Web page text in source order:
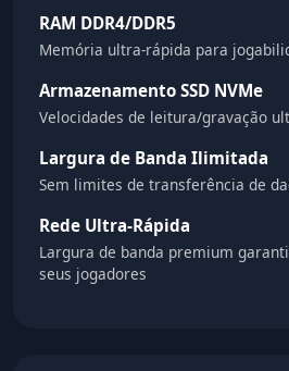
RAM DDR4/DDR5
Memória ultra-rápida para
Armazenamento SSD NVMe
Velocidades de leitura/gravação
Largura de Banda Ilimitada
Sem limites de transferência de
Rede Ultra-Rápida
Largura de banda premium
seus jogadores